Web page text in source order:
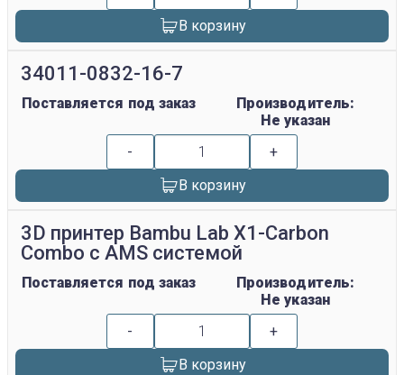
В корзину
34011-0832-16-7
Поставляется под заказ
Производитель:
Не указан
-
+
В корзину
3D принтер Bambu Lab X1-Carbon
Combo с AMS системой
Поставляется под заказ
Производитель:
Не указан
-
+
В корзину